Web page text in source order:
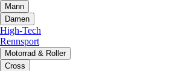
Mann
Damen
High-Tech
Rennsport
Motorrad & Roller
Cross